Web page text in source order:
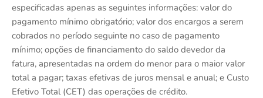
especificadas apenas as seguintes informações: valor do
pagamento mínimo obrigatório; valor dos encargos a serem
cobrados no período seguinte no caso de pagamento
mínimo; opções de financiamento do saldo devedor da
fatura, apresentadas na ordem do menor para o maior valor
total a pagar; taxas efetivas de juros mensal e anual; e Custo
Efetivo Total (CET) das operações de crédito.